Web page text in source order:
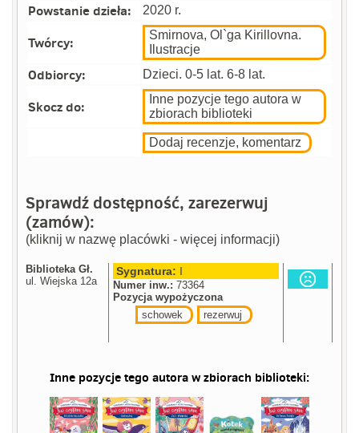
Powstanie dzieła: 2020 r.
Twórcy:
Smirnova, Ol`ga Kirillovna.
Ilustracje
Odbiorcy: Dzieci. 0-5 lat. 6-8 lat.
Skocz do:
Inne pozycje tego autora w
zbiorach biblioteki
Dodaj recenzje, komentarz
Sprawdź dostępność, zarezerwuj
(zamów):
(kliknij w nazwę placówki - więcej informacji)
Biblioteka Gł.
ul. Wiejska 12a
Sygnatura: I
Numer inw.: 73364
Pozycja wypożyczona
schowek
rezerwuj
Inne pozycje tego autora w zbiorach biblioteki: